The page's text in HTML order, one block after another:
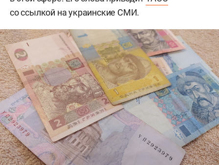
со ссылкой на украинские СМИ.